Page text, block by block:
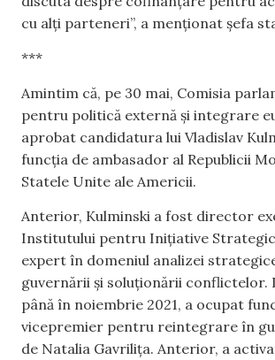
cu alți parteneri”, a menționat șefa
***
Amintim că, pe 30 mai, Comisia
pentru politică externă și integrare
aprobat candidatura lui Vladislav
funcția de ambasador al Republicii
Statele Unite ale Americii.
Anterior, Kulminski a fost director
Institutului pentru Inițiative
expert în domeniul analizei
guvernării și soluționării conflictelor.
până în noiembrie 2021, a ocupat
vicepremier pentru reintegrare în
de Natalia Gavrilița. Anterior, a